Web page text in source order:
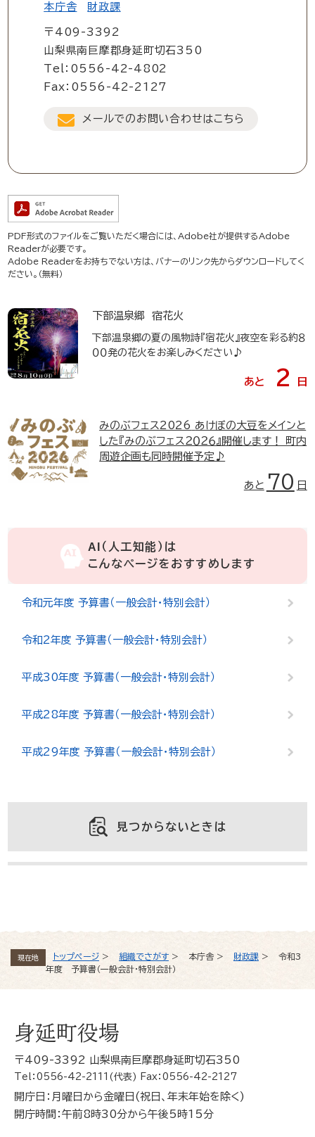
現在地 トップページ > 組織でさがす > 本庁舎 > 財政課 >
令和3
年度 予算書（一般会計・特別会計）
本庁舎 財政課
〒409-3392
山梨県南巨摩郡身延町切石350
Tel：0556-42-4802
Fax：0556-42-2127
メールでのお問い合わせはこちら
PDF形式のファイルをご覧いただく場合には、Adobe社が提供するAdobe
Readerが必要です。
Adobe Readerをお持ちでない方は、バナーのリンク先からダウンロードしてく
ださい。（無料）
下部温泉郷 宿花火
下部温泉郷の夏の風物詩『宿花火』夜空を彩る約８
００発の花火をお楽しみください♪
あと 2 日
みのぶフェス2026 あけぼの大豆をメインと
した『みのぶフェス２０２６』開催します！ 町内
周遊企画も同時開催予定♪
あと 70 日
AI（人工知能）は
こんなページをおすすめします
令和元年度 予算書（一般会計・特別会計）
令和2年度 予算書（一般会計・特別会計）
平成30年度 予算書（一般会計・特別会計）
平成28年度 予算書（一般会計・特別会計）
平成29年度 予算書（一般会計・特別会計）
見つからないときは
身延町役場
〒409-3392 山梨県南巨摩郡身延町切石350
Tel：0556-42-2111(代表) Fax：0556-42-2127
開庁日：月曜日から金曜日(祝日、年末年始を除く)
開庁時間：午前8時30分から午後5時15分